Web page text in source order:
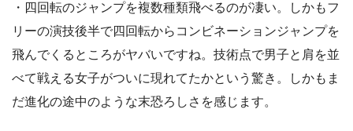
・四回転のジャンプを複数種類飛べるのが凄い。しかもフ
リーの演技後半で四回転からコンビネーションジャンプを
飛んでくるところがヤバいですね。技術点で男子と肩を並
べて戦える女子がついに現れてたかという驚き。しかもま
だ進化の途中のような末恐ろしさを感じます。